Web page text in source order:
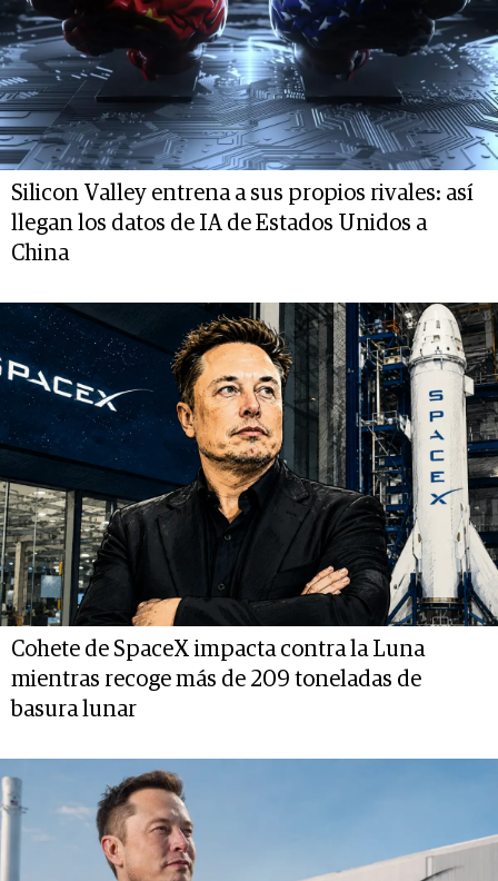
Silicon Valley entrena a sus propios rivales: así
llegan los datos de IA de Estados Unidos a
China
Cohete de SpaceX impacta contra la Luna
mientras recoge más de 209 toneladas de
basura lunar